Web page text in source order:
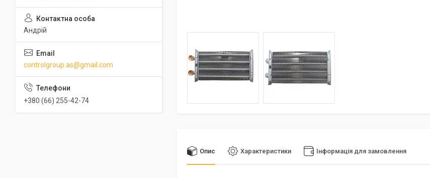
Опис Характеристики Інформація для замовлення
Андрій
controlgroup.as@gmail.com
+380 (66) 255-42-74